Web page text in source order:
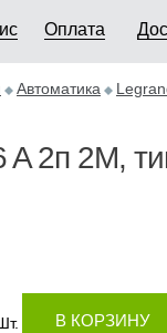
Оплата
Автоматика
A 2п 2М,
В КОРЗИНУ